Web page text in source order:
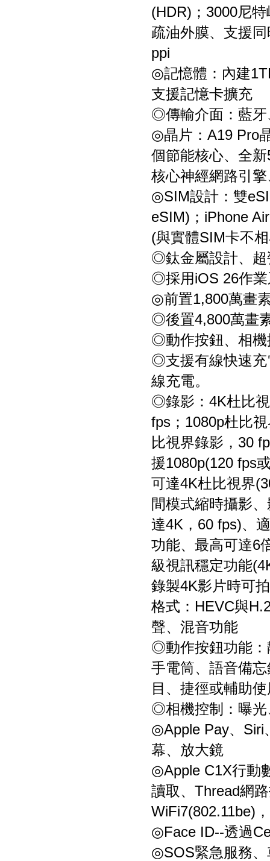
(HDR)；3000尼
疏油外膜、支援
ppi
◎記憶體：內建
支援記憶卡擴充
◎傳輸介面：藍牙
◎晶片：A19 Pro
個節能核心、全
核心神經網路引
◎SIM設計：雙
eSIM)；iPhone
(與實體SIM卡不
◎鈦金屬設計、超
◎採用iOS 26作業
◎前置1,800萬畫
◎後置4,800萬畫
◎動作按鈕、相機
◎支援有線快速充
線充電。
◎錄影：4K杜比
fps；1080p杜比
比視界錄影，30
援1080p(120 fps
可達4K杜比視界
間模式縮時攝影
達4K，60 fps)、
功能、最高可達6
級視訊穩定功能
錄製4K影片時可
格式：HEVC與
聲、混音功能
◎動作按鈕功能：
手電筒、語音備
目、捷徑或輔助
◎相機控制：曝光
◎Apple Pay、Siri
幕、放大鏡
◎Apple C1X行動
讀取、Thread網
WiFi7(802.11be)
◎Face ID--透過
◎SOS緊急服務、